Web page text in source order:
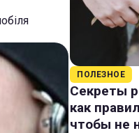
ПОЛЕЗНОЕ
Секреты
как
чтобы не